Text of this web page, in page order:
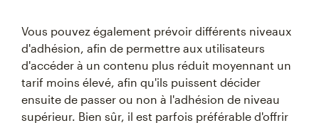
Vous pouvez également prévoir différents niveaux
d'adhésion, afin de permettre aux utilisateurs
d'accéder à un contenu plus réduit moyennant un
tarif moins élevé, afin qu'ils puissent décider
ensuite de passer ou non à l'adhésion de niveau
supérieur. Bien sûr, il est parfois préférable d'offrir